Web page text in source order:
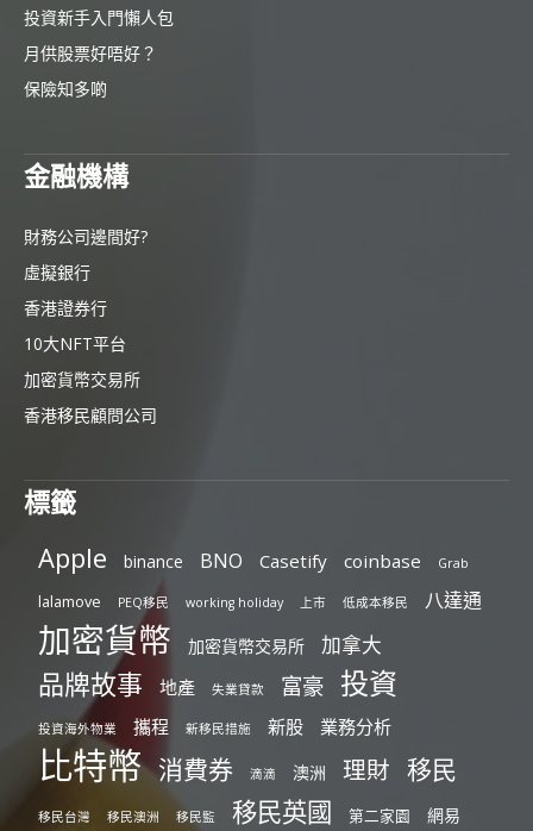
投資新手入門懶人包
月供股票好唔好？
保險知多啲
金融機構
財務公司邊間好?
虛擬銀行
香港證券行
10大NFT平台
加密貨幣交易所
香港移民顧問公司
標籤
Apple binance BNO Casetify coinbase Grab
lalamove PEQ移民 working holiday 上市 低成本移民 八達通
加密貨幣 加密貨幣交易所 加拿大
品牌故事 地產 失業貸款 富豪 投資
投資海外物業 攜程 新移民措施 新股 業務分析
比特幣 消費券 滴滴 澳洲 理財 移民
移民台灣 移民澳洲 移民監 移民英國 第二家園 網易